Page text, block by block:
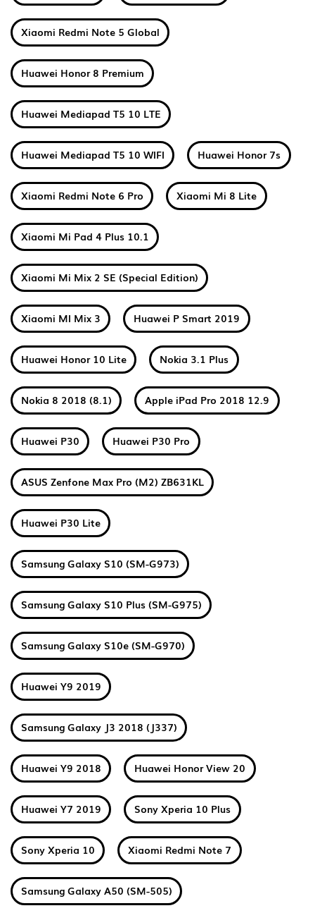
Xiaomi Redmi Note 5 Global
Huawei Honor 8 Premium
Huawei Mediapad T5 10 LTE
Huawei Mediapad T5 10 WIFI Huawei Honor 7s
Xiaomi Redmi Note 6 Pro Xiaomi Mi 8 Lite
Xiaomi Mi Pad 4 Plus 10.1
Xiaomi Mi Mix 2 SE (Special Edition)
Xiaomi MI Mix 3 Huawei P Smart 2019
Huawei Honor 10 Lite Nokia 3.1 Plus
Nokia 8 2018 (8.1) Apple iPad Pro 2018 12.9
Huawei P30 Huawei P30 Pro
ASUS Zenfone Max Pro (M2) ZB631KL
Huawei P30 Lite
Samsung Galaxy S10 (SM-G973)
Samsung Galaxy S10 Plus (SM-G975)
Samsung Galaxy S10e (SM-G970)
Huawei Y9 2019
Samsung Galaxy J3 2018 (J337)
Huawei Y9 2018 Huawei Honor View 20
Huawei Y7 2019 Sony Xperia 10 Plus
Sony Xperia 10 Xiaomi Redmi Note 7
Samsung Galaxy A50 (SM-505)